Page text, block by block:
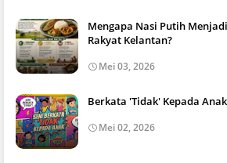
Mengapa Nasi Putih
Rakyat Kelantan?
Mei 03, 2026
Berkata 'Tidak' Kepada Anak
Mei 02, 2026